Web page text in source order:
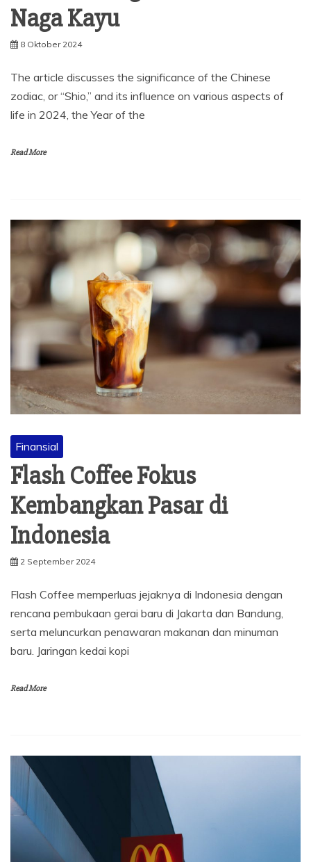
Naga Kayu
8 Oktober 2024
The article discusses the significance of the Chinese
zodiac, or “Shio,” and its influence on various aspects of
life in 2024, the Year of the
Read More
Finansial
Flash Coffee Fokus
Kembangkan Pasar di
Indonesia
2 September 2024
Flash Coffee memperluas jejaknya di Indonesia dengan
rencana pembukaan gerai baru di Jakarta dan Bandung,
serta meluncurkan penawaran makanan dan minuman
baru. Jaringan kedai kopi
Read More